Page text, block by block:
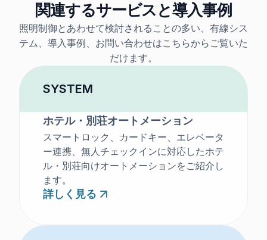
関連するサービスと導入事例
照明制御とあわせて検討されることの多い、有線シス
テム、導入事例、お問い合わせはこちらからご覧いた
だけます。
SYSTEM
ホテル・別荘オートメーション
スマートロック、カードキー、エレベータ
ー連携、無人チェックインに対応したホテ
ル・別荘向けオートメーションをご紹介し
ます。
詳しく見る